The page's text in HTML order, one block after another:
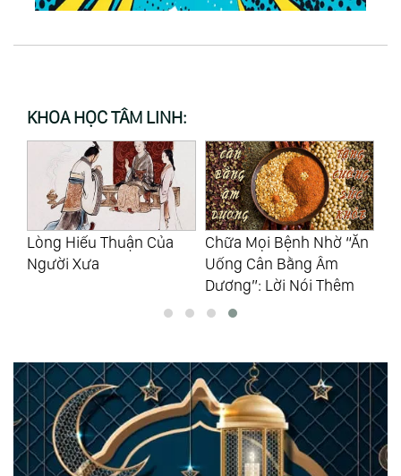
KHOA HỌC TÂM LINH:
Lòng Hiếu Thuận Của
Người Xưa
Chữa Mọi Bệnh Nhờ “Ăn
Uống Cân Bằng Âm
Dương”: Lời Nói Thêm